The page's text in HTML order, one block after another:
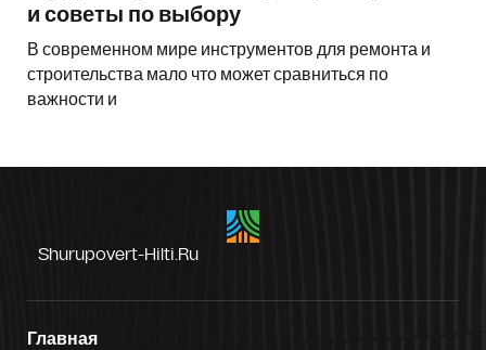
и советы по выбору
В современном мире инструментов для ремонта и
строительства мало что может сравниться по
важности и
Shurupovert-Hilti.ru
Главная